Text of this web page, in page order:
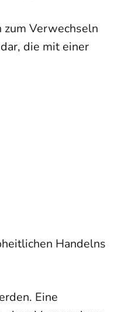
Verwechseln
die mit einer
Handelns
Eine